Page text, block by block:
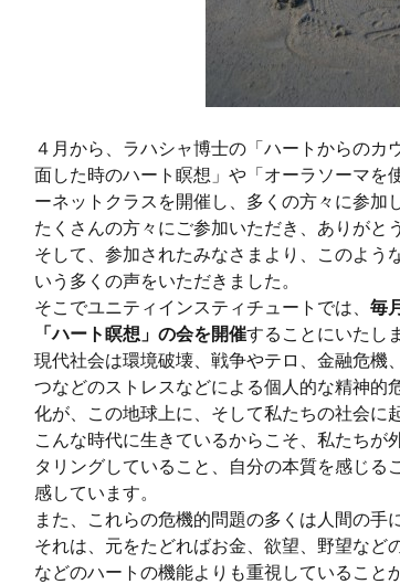
４月から、ラハシャ博士の「ハートからの
面した時のハート瞑想」や「オーラソーマを
ーネットクラスを開催し、多くの方々に参加
たくさんの方々にご参加いただき、ありがと
そして、参加されたみなさまより、このよう
いう多くの声をいただきました。
そこでユニティインスティチュートでは、 毎
「ハート瞑想」の会を開催することにいたし
現代社会は環境破壊、戦争やテロ、金融危機
つなどのストレスなどによる個人的な精神的
化が、この地球上に、そして私たちの社会に
こんな時代に生きているからこそ、私たちが
タリングしていること、自分の本質を感じる
感しています。
また、これらの危機的問題の多くは人間の手
それは、元をたどればお金、欲望、野望など
などのハートの機能よりも重視していること